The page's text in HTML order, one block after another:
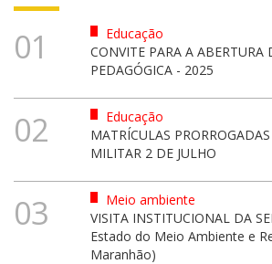
01
Educação
CONVITE PARA A ABERTURA
PEDAGÓGICA - 2025
02
Educação
MATRÍCULAS
MILITAR 2 DE JULHO
03
Meio ambiente
VISITA INSTITUCIONAL DA
Estado do Meio Ambiente e
Maranhão)